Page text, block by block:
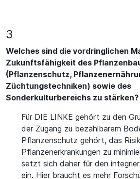
3
Welches sind die vordringlichen
Zukunftsfähigkeit des
(Pflanzenschutz,
Züchtungstechniken) sowie des
Sonderkulturbereichs zu stärken?
Für DIE LINKE gehört zu den
der Zugang zu bezahlbarem
Pflanzenschutz gehört, das
Pflanzenerkrankungen zu
setzt sich daher für den
ein. Hier braucht es mehr